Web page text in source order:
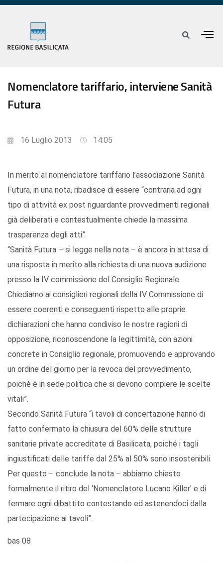
Nomenclatore tariffario, interviene Sanità
Futura
16 Luglio 2013 14:05
In merito al nomenclatore tariffario l’associazione Sanità
Futura, in una nota, ribadisce di essere “contraria ad ogni
tipo di attività ex post riguardante provvedimenti regionali
già deliberati e contestualmente chiede la massima
trasparenza degli atti”.
“Sanità Futura – si legge nella nota – è ancora in attesa di
una risposta in merito alla richiesta di una nuova audizione
presso la IV commissione del Consiglio Regionale.
Chiediamo ai consiglieri regionali della IV Commissione di
essere coerenti e conseguenti rispetto alle proprie
dichiarazioni che hanno condiviso le nostre ragioni di
opposizione, riconoscendone la legittimità, con azioni
concrete in Consiglio regionale, promuovendo e approvando
un ordine del giorno per la revoca del provvedimento,
poichè è in sede politica che si devono compiere le scelte
vitali”.
Secondo Sanità Futura “i tavoli di concertazione hanno di
fatto confermato la chiusura del 60% delle strutture
sanitarie private accreditate di Basilicata, poiché i tagli
ingiustificati delle tariffe dal 25% al 50% sono insostenibili.
Per questo – conclude la nota – abbiamo chiesto
formalmente il ritiro del ‘Nomenclatore Lucano Killer’ e di
fermare ogni dibattito contestando ed astenendoci dalla
partecipazione ai tavoli”.
bas 08